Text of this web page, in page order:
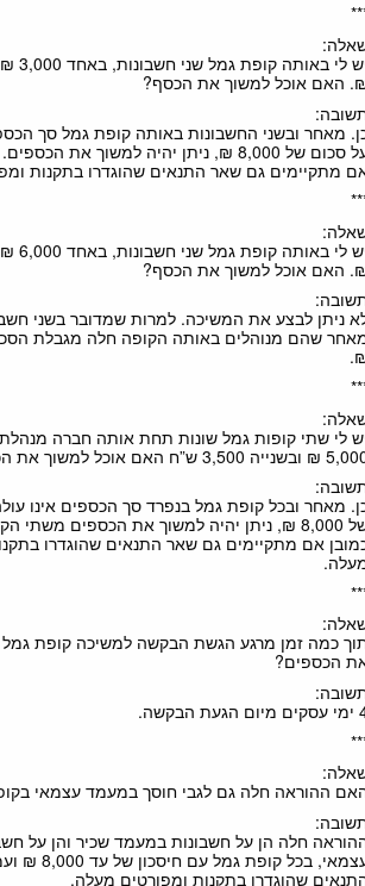
האם אוכל למשוך את הכסף?
מאחר ובשני החשבונות באותה קופת גמל סך
על סכום של 8,000 ₪, ניתן יהיה למשוך את
מתקיימים גם שאר התנאים שהוגדרו בתקנות
האם אוכל למשוך את הכסף?
ניתן לבצע את המשיכה. למרות שמדובר בשני
לי שתי קופות גמל שונות תחת אותה חברה
ובשנייה 3,500 ש”ח האם אוכל למשוך את הכסף?
מאחר ובכל קופת גמל בנפרד סך הכספים אינו
של 8,000 ₪, ניתן יהיה למשוך את הכספים משתי
אם מתקיימים גם שאר התנאים שהוגדרו
כמה זמן מרגע הגשת הבקשה למשיכה קופת
הכספים?
הבקשה.
ההוראה חלה גם לגבי חוסך במעמד עצמאי
חלה הן על חשבונות במעמד שכיר והן על
עצמאי, בכל
שהוגדרו בתקנות ומפורטים מעלה.